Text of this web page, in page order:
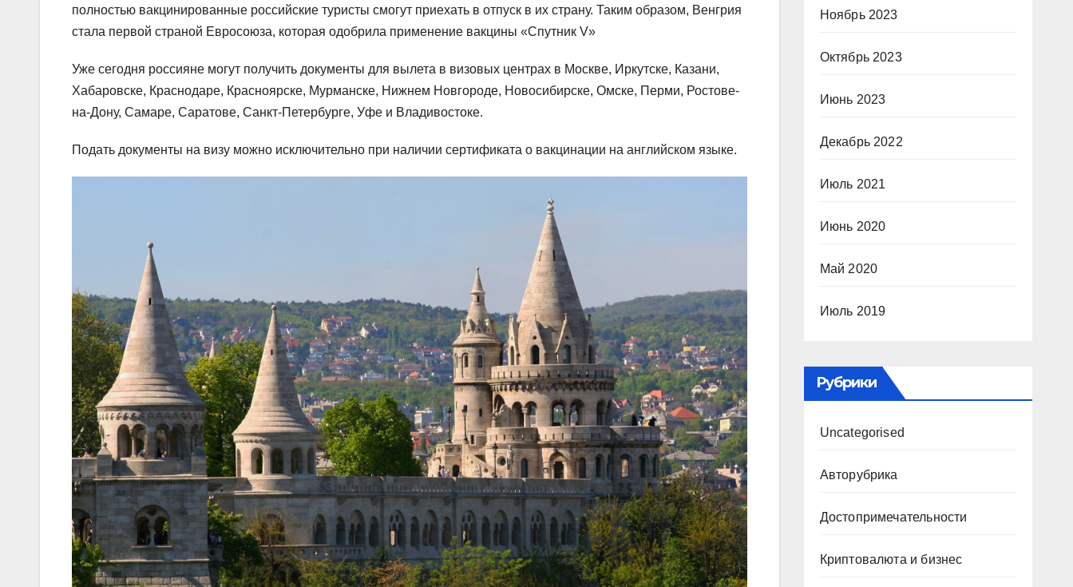
полностью вакцинированные российские туристы смогут приехать в отпуск в их страну. Таким образом, Венгрия
стала первой страной Евросоюза, которая одобрила применение вакцины «Спутник V»
Уже сегодня россияне могут получить документы для вылета в визовых центрах в Москве, Иркутске, Казани,
Хабаровске, Краснодаре, Красноярске, Мурманске, Нижнем Новгороде, Новосибирске, Омске, Перми, Ростове-
на-Дону, Самаре, Саратове, Санкт-Петербурге, Уфе и Владивостоке.
Подать документы на визу можно исключительно при наличии сертификата о вакцинации на английском языке.
Ноябрь 2023
Октябрь 2023
Июнь 2023
Декабрь 2022
Июль 2021
Июнь 2020
Май 2020
Июль 2019
Рубрики
Uncategorised
Авторубрика
Достопримечательности
Криптовалюта и бизнес